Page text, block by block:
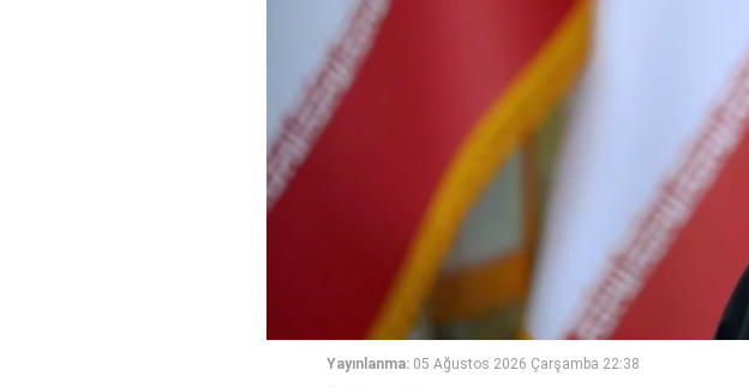
Yayınlanma: 05 Ağustos 2026 Çarşamba 22:38